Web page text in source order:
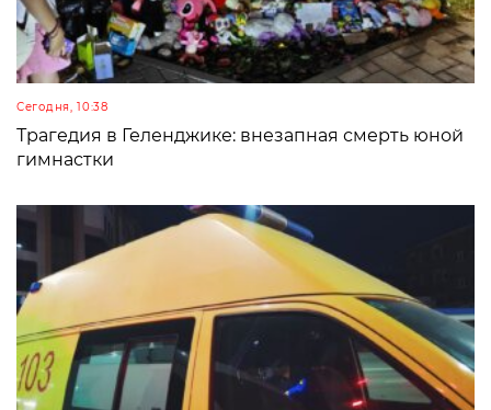
Сегодня, 10:38
Трагедия в Геленджике: внезапная смерть юной
гимнастки